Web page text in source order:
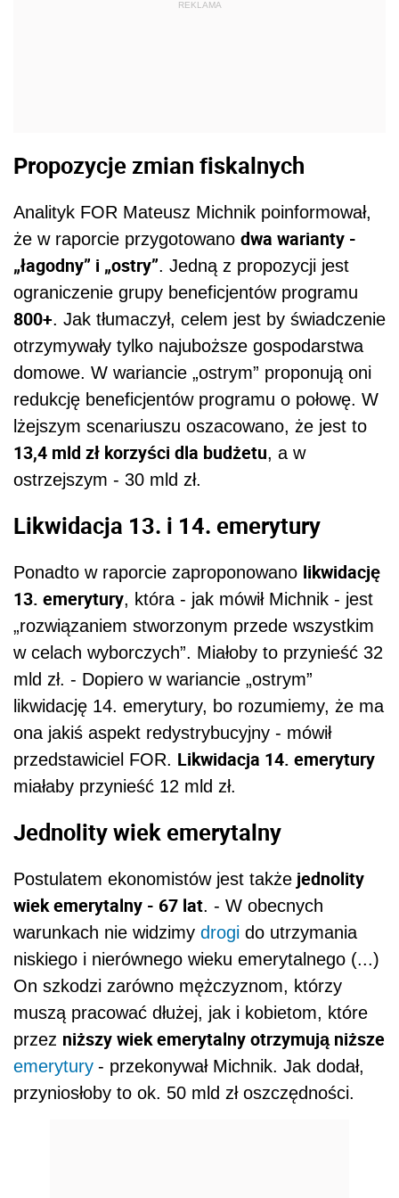
REKLAMA
Propozycje zmian fiskalnych
Analityk FOR Mateusz Michnik poinformował,
że w raporcie przygotowano dwa warianty -
„łagodny” i „ostry”. Jedną z propozycji jest
ograniczenie grupy beneficjentów programu
800+. Jak tłumaczył, celem jest by świadczenie
otrzymywały tylko najuboższe gospodarstwa
domowe. W wariancie „ostrym” proponują oni
redukcję beneficjentów programu o połowę. W
lżejszym scenariuszu oszacowano, że jest to
13,4 mld zł korzyści dla budżetu, a w
ostrzejszym - 30 mld zł.
Likwidacja 13. i 14. emerytury
Ponadto w raporcie zaproponowano likwidację
13. emerytury, która - jak mówił Michnik - jest
„rozwiązaniem stworzonym przede wszystkim
w celach wyborczych”. Miałoby to przynieść 32
mld zł. - Dopiero w wariancie „ostrym”
likwidację 14. emerytury, bo rozumiemy, że ma
ona jakiś aspekt redystrybucyjny - mówił
przedstawiciel FOR. Likwidacja 14. emerytury
miałaby przynieść 12 mld zł.
Jednolity wiek emerytalny
Postulatem ekonomistów jest także jednolity
wiek emerytalny - 67 lat. - W obecnych
warunkach nie widzimy drogi do utrzymania
niskiego i nierównego wieku emerytalnego (...)
On szkodzi zarówno mężczyznom, którzy
muszą pracować dłużej, jak i kobietom, które
przez niższy wiek emerytalny otrzymują niższe
emerytury - przekonywał Michnik. Jak dodał,
przyniosłoby to ok. 50 mld zł oszczędności.